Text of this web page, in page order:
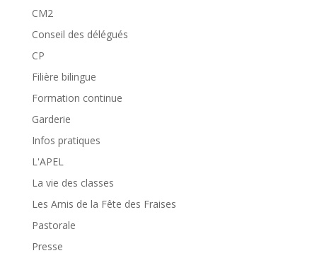
CM2
Conseil des délégués
CP
Filière bilingue
Formation continue
Garderie
Infos pratiques
L'APEL
La vie des classes
Les Amis de la Fête des Fraises
Pastorale
Presse